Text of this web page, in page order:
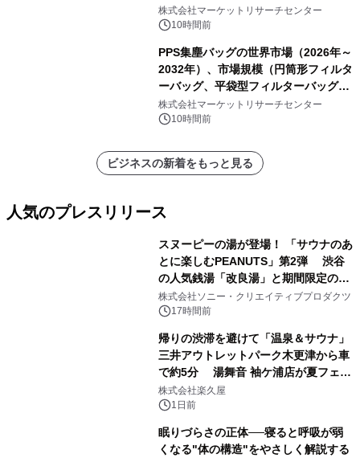
ク包装、その他）・分析レポートを発
表
株式会社マーケットリサーチセンター
10時間前
PPS集塵バッグの世界市場（2026年～
2032年）、市場規模（円筒形フィルタ
ーバッグ、平袋型フィルターバッグ、
プリーツフィルターバッグ、その
他）・分析レポートを発表
株式会社マーケットリサーチセンター
10時間前
ビジネスの新着をもっと見る
人気のプレスリリース
スヌーピーの湯が登場！ 「サウナのあ
とに楽しむPEANUTS」第2弾 渋谷
の人気銭湯「改良湯」と期間限定のコ
ラボレーション サウナイキタイコラ
ボグッズも発売決定！
株式会社ソニー・クリエイティブプロダクツ
17時間前
帰りの渋滞を避けて「温泉＆サウナ」
三井アウトレットパーク木更津から車
で約5分 湯舞音 袖ケ浦店が夏フェア
メニューを提供
株式会社楽久屋
1日前
眠りづらさの正体──寝ると呼吸が弱
くなる"体の構造"をやさしく解説する